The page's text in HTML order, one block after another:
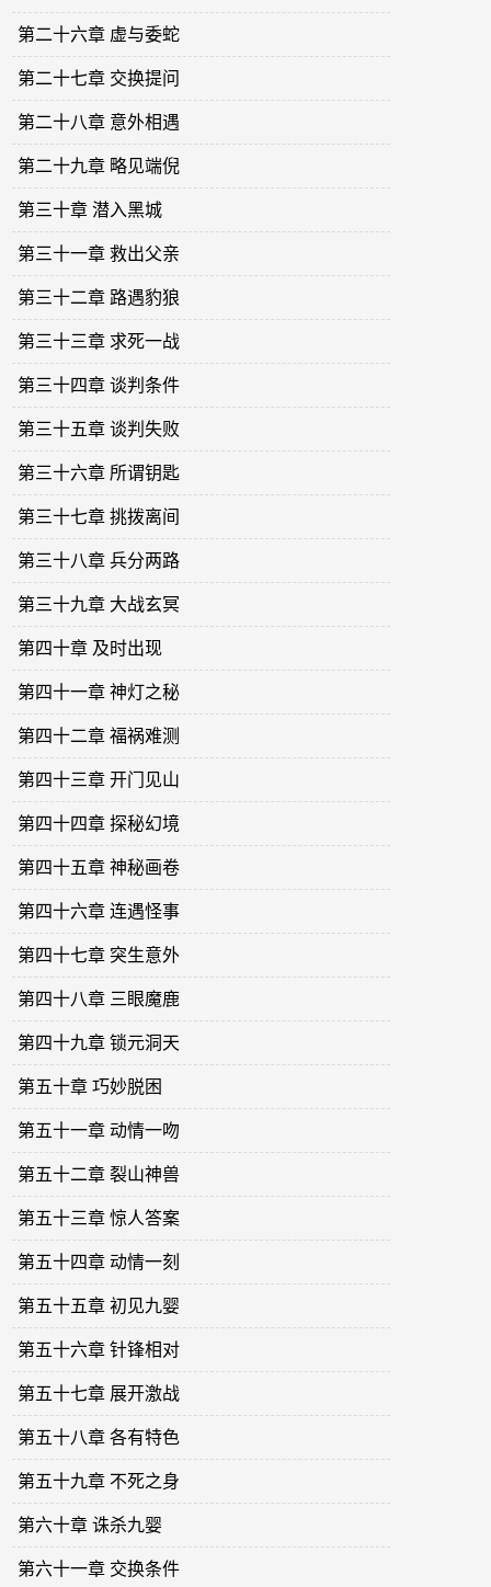
第二十六章 虚与委蛇
第二十七章 交换提问
第二十八章 意外相遇
第二十九章 略见端倪
第三十章 潜入黑城
第三十一章 救出父亲
第三十二章 路遇豹狼
第三十三章 求死一战
第三十四章 谈判条件
第三十五章 谈判失败
第三十六章 所谓钥匙
第三十七章 挑拨离间
第三十八章 兵分两路
第三十九章 大战玄冥
第四十章 及时出现
第四十一章 神灯之秘
第四十二章 福祸难测
第四十三章 开门见山
第四十四章 探秘幻境
第四十五章 神秘画卷
第四十六章 连遇怪事
第四十七章 突生意外
第四十八章 三眼魔鹿
第四十九章 锁元洞天
第五十章 巧妙脱困
第五十一章 动情一吻
第五十二章 裂山神兽
第五十三章 惊人答案
第五十四章 动情一刻
第五十五章 初见九婴
第五十六章 针锋相对
第五十七章 展开激战
第五十八章 各有特色
第五十九章 不死之身
第六十章 诛杀九婴
第六十一章 交换条件